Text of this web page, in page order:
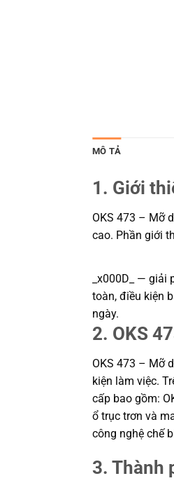
MÔ TẢ
1. Giới
OKS 473 – Mỡ
cao. Phần giới
_x000D_ —
toàn, điều kiện
ngày.
2. OKS
OKS 473 – Mỡ
kiện làm việc.
cấp bao gồm:
ổ trục trơn và
công nghệ chế
3. Thành